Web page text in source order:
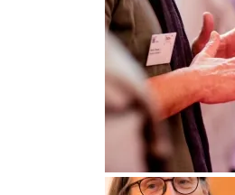
DGGO_23_116